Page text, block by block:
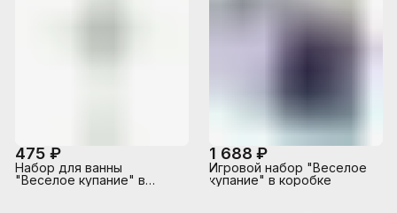
475 ₽
Набор для ванны
"Веселое купание" в
1 688 ₽
Игровой набор "Веселое
купание" в коробке